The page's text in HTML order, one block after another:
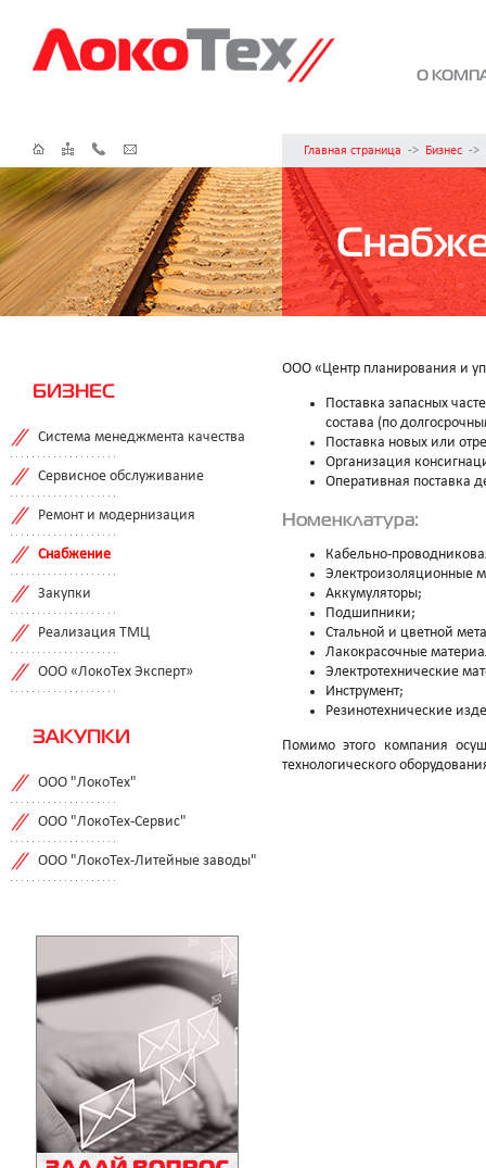
О
Главная страница -> Бизнес ->
БИЗНЕС
Система менеджмента качества
Сервисное обслуживание
Ремонт и модернизация
Снабжение
Закупки
Реализация ТМЦ
ООО «ЛокоТех Эксперт»
ЗАКУПКИ
ООО "ЛокоТех"
ООО "ЛокоТех-Сервис"
ООО "ЛокоТех-Литейные заводы"
ООО «Центр планирования и
Поставка запасных
состава (по
Поставка новых или
Организация
Оперативная поставка
Номенклатура:
Кабельно-
Электроизоляционные
Аккумуляторы;
Подшипники;
Стальной и цветной
Лакокрасочные
Электротехнические
Инструмент;
Резинотехнические
Помимо этого компания
технологического